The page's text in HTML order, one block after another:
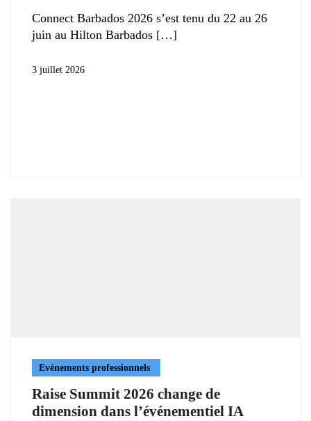
Connect Barbados 2026 s’est tenu du 22 au 26
juin au Hilton Barbados
3 juillet 2026
Evénements professionnels
Raise Summit 2026 change de
dimension dans l’événementiel IA